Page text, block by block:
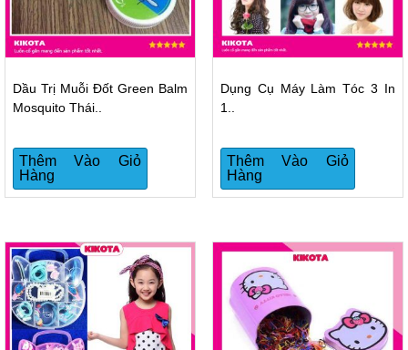
Dầu Trị Muỗi Đốt Green Balm
Mosquito Thái..
Thêm Vào Giỏ
Hàng
Dụng Cụ Máy Làm Tóc 3 In
1..
Thêm Vào Giỏ
Hàng